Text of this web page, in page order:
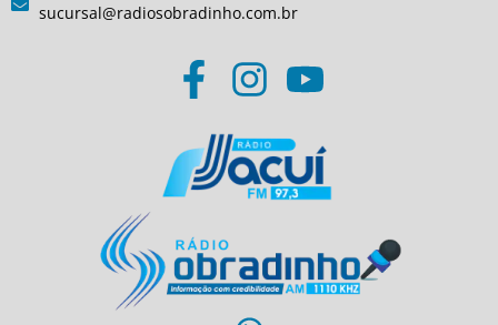
sucursal@radiosobradinho.com.br